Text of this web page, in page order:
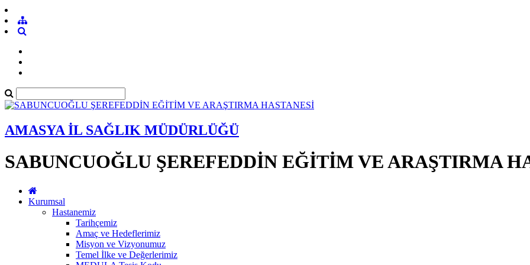
AMASYA İL SAĞLIK MÜDÜRLÜĞÜ
SABUNCUOĞLU ŞEREFEDDİN EĞİTİM VE ARAŞTIRMA
Kurumsal
Hastanemiz
Tarihçemiz
Amaç ve Hedeflerimiz
Misyon ve Vizyonumuz
Temel İlke ve Değerlerimiz